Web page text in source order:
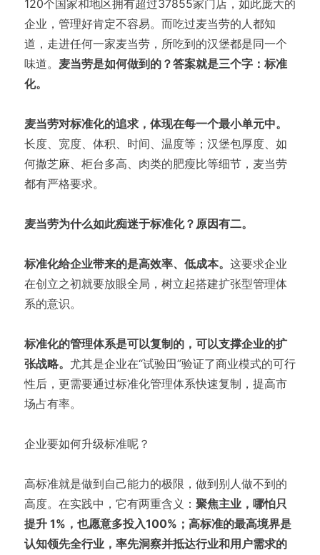
120个国家和地区拥有超过37855家门店，如此庞大的
企业，管理好肯定不容易。而吃过麦当劳的人都知
道，走进任何一家麦当劳，所吃到的汉堡都是同一个
味道。 麦当劳是如何做到的？答案就是三个字：标准
化。
麦当劳对标准化的追求，体现在每一个最小单元中。
长度、宽度、体积、时间、温度等；汉堡包厚度、如
何撒芝麻、柜台多高、肉类的肥瘦比等细节，麦当劳
都有严格要求。
麦当劳为什么如此痴迷于标准化？原因有二。
标准化给企业带来的是高效率、低成本。 这要求企业
在创立之初就要放眼全局，树立起搭建扩张型管理体
系的意识。
标准化的管理体系是可以复制的，可以支撑企业的扩
张战略。 尤其是企业在“试验田”验证了商业模式的可行
性后，更需要通过标准化管理体系快速复制，提高市
场占有率。
企业要如何升级标准呢？
高标准就是做到自己能力的极限，做到别人做不到的
高度。在实践中，它有两重含义： 聚焦主业，哪怕只
提升 1%，也愿意多投入100%；高标准的最高境界是
认知领先全行业，率先洞察并抵达行业和用户需求的